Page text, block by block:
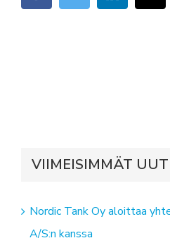
VIIMEISIMMÄT
Nordic Tank Oy aloittaa
A/S:n kanssa